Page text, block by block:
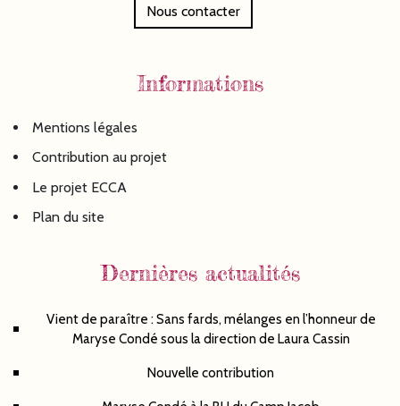
Nous contacter
Informations
Mentions légales
Contribution au projet
Le projet ECCA
Plan du site
Dernières actualités
Vient de paraître : Sans fards, mélanges en l’honneur de
Maryse Condé sous la direction de Laura Cassin
Nouvelle contribution